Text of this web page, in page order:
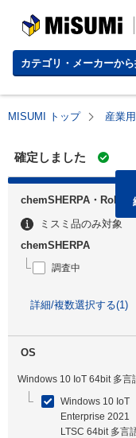
MISUMI | Your Time, Our
カテゴリ・メーカーか
MISUMI トップ 産業
確定しました
chemSHERPA・RoHS
ミスミ品のみ対象
chemSHERPA
調査中
詳細/複数選択する(1)
OS
Windows 10 IoT 64bit 多言
Windows 10 IoT
Enterprise 2021
LTSC 64bit 多言